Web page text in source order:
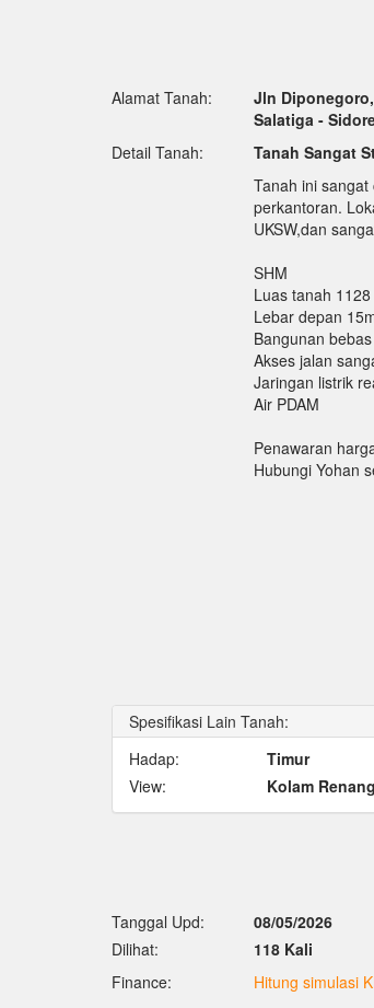
Alamat Tanah:
Jln
Salatiga -
Detail Tanah:
Tanah Sangat
Tanah ini
perkantoran.
UKSW,dan
SHM
Luas tanah
Lebar depan
Bangunan
Akses jalan
Jaringan listrik
Air PDAM
Penawaran
Hubungi Yohan
Spesifikasi Lain Tanah:
Hadap:
Timur
View:
Kolam Renang
Tanggal Upd:
08/05/2026
Dilihat:
118 Kali
Finance:
Hitung simulasi